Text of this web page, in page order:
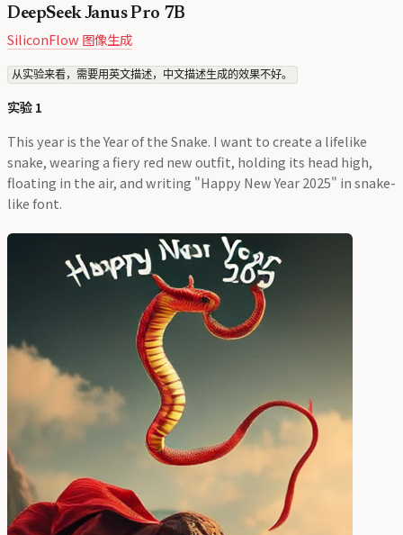
DeepSeek Janus Pro 7B
SiliconFlow 图像生成
从实验来看，需要用英文描述，中文描述生成的效果不好。
实验 1
This year is the Year of the Snake. I want to create a lifelike
snake, wearing a fiery red new outfit, holding its head high,
floating in the air, and writing "Happy New Year 2025" in snake-
like font.